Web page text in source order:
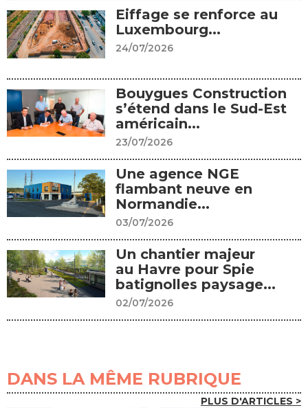
Eiffage se renforce au
Luxembourg...
24/07/2026
Bouygues Construction
s’étend dans le Sud-Est
américain...
23/07/2026
Une agence NGE
flambant neuve en
Normandie...
03/07/2026
Un chantier majeur
au Havre pour Spie
batignolles paysage...
02/07/2026
DANS LA MÊME RUBRIQUE
PLUS D'ARTICLES >